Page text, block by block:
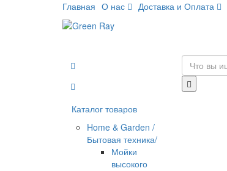
Главная О нас Доставка и Оплата
Каталог товаров
Home & Garden /
Бытовая техника/
Мойки
высокого